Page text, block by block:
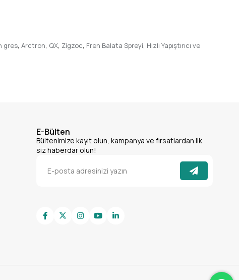
gres, Arctron, QX, Zigzoc, Fren Balata Spreyi, Hızlı Yapıştırıcı ve
E-Bülten
Bültenimize kayıt olun, kampanya ve fırsatlardan ilk
siz haberdar olun!